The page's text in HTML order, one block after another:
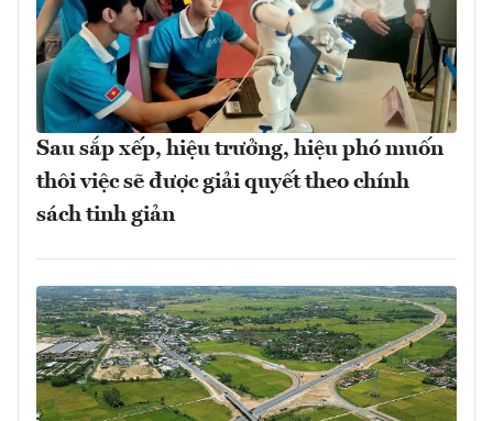
Sau sắp xếp, hiệu trưởng, hiệu phó muốn
thôi việc sẽ được giải quyết theo chính
sách tinh giản